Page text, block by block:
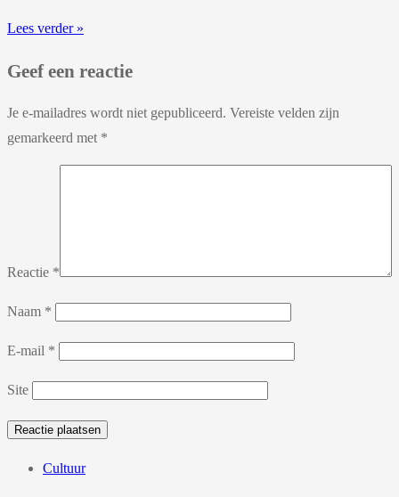
Lees verder »
Geef een reactie
Je e-mailadres wordt niet gepubliceerd. Vereiste velden zijn
gemarkeerd met *
Reactie *
Naam *
E-mail *
Site
Cultuur